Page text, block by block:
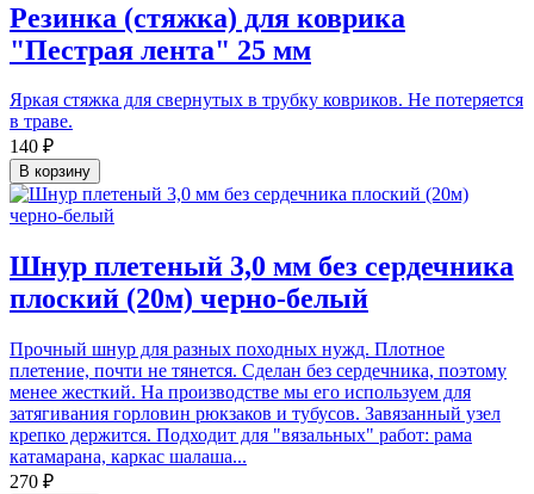
Резинка (стяжка) для коврика
"Пестрая лента" 25 мм
Яркая стяжка для свернутых в трубку ковриков. Не потеряется
в траве.
140 ₽
В корзину
Шнур плетеный 3,0 мм без сердечника
плоский (20м) черно-белый
Прочный шнур для разных походных нужд. Плотное
плетение, почти не тянется. Сделан без сердечника, поэтому
менее жесткий. На производстве мы его используем для
затягивания горловин рюкзаков и тубусов. Завязанный узел
крепко держится. Подходит для "вязальных" работ: рама
катамарана, каркас шалаша...
270 ₽